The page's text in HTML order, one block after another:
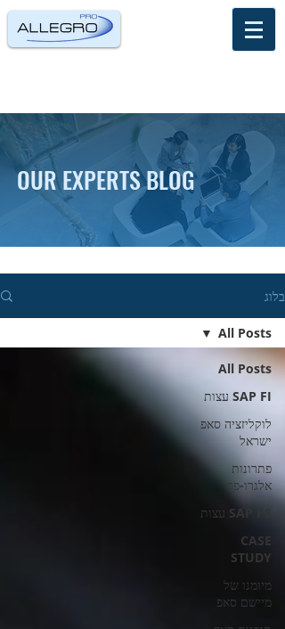
OUR EXPERTS BLOG
בלוג
All Posts
SAP FI עצות
לוקליזציה סאפ
ישראל
פתרונות
אלגרו-פרו
SAP PS עצות
CASE
STUDY
מיומנו של
מיישם סאפ
All Posts